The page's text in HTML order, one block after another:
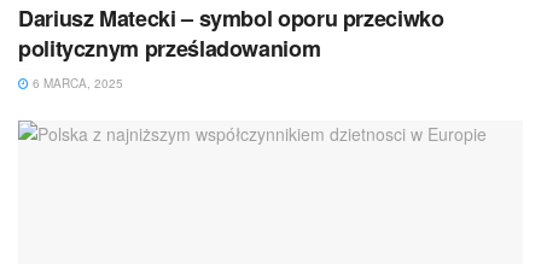
Dariusz Matecki – symbol oporu przeciwko
politycznym prześladowaniom
6 MARCA, 2025